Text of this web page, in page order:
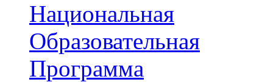
Национальная
Образовательная
Программа